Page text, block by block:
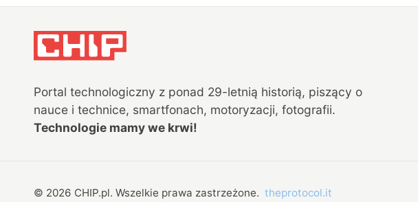
Portal technologiczny z ponad 29-letnią historią, piszący o
nauce i technice, smartfonach, motoryzacji, fotografii.
Technologie mamy we krwi!
© 2026 CHIP.pl. Wszelkie prawa zastrzeżone. theprotocol.it